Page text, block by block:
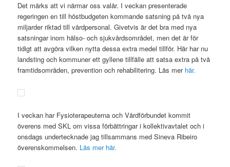
Det märks att vi närmar oss valår. I veckan presenterade
regeringen en till höstbudgeten kommande satsning på två nya
miljarder riktad till vårdpersonal. Givetvis är det bra med nya
satsningar inom hälso- och sjukvårdsområdet, men det är för
tidigt att avgöra vilken nytta dessa extra medel tillför. Här har nu
landsting och kommuner ett gyllene tillfälle att satsa extra på två
framtidsområden, prevention och rehabilitering. Läs mer här.
I veckan har Fysioterapeuterna och Vårdförbundet kommit
överens med SKL om vissa förbättringar i kollektivavtalet och i
onsdags undertecknade jag tillsammans med Sineva Ribeiro
överenskommelsen. Läs mer här.